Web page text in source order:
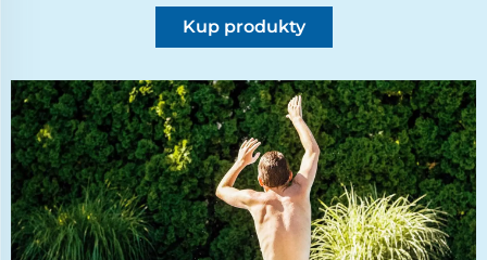
Kup produkty